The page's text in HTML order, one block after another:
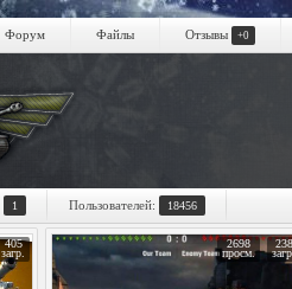
Форум Файлы Отзывы +0
1 Пользователей: 18456
405
загр.
2698
просм.
238